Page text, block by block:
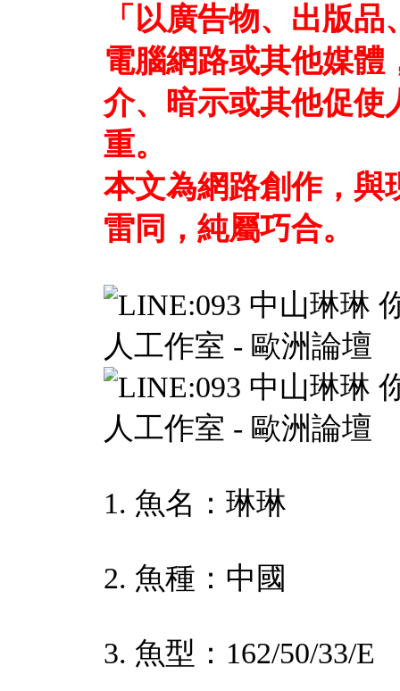
「以廣告物、出版
電腦網路或其他媒體
介、暗示或其他促使
重。
本文為網路創作，與
雷同，純屬巧合。
1. 魚名：琳琳
2. 魚種：中國
3. 魚型：162/50/33/E